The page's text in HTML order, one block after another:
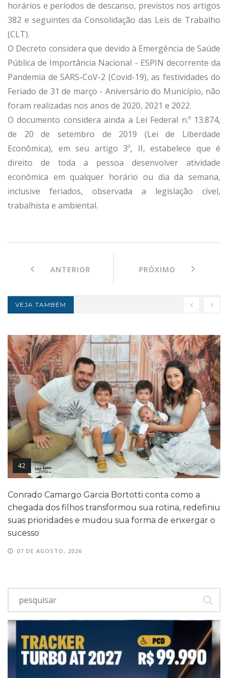
horários e períodos de descanso, previstos nos artigos
382 e seguintes da Consolidação das Leis de Trabalho
(CLT).
O Decreto considera que devido à Emergência de Saúde
Pública de Importância Nacional - ESPIN decorrente da
Pandemia de SARS-CoV-2 (Covid-19), as festividades do
Feriado de 31 de março - Aniversário do Município, não
foram realizadas nos anos de 2020, 2021 e 2022.
O documento considera ainda a Lei Federal n.º 13.874,
de 20 de setembro de 2019 (Lei de Liberdade
Econômica), em seu artigo 3º, II, estabelece que é
direito de toda a pessoa desenvolver atividade
econômica em qualquer horário ou dia da semana,
inclusive feriados, observada a legislação cível,
trabalhista e ambiental.
ANTERIOR PRÓXIMO
VEJA TAMBÉM
42
Conrado Camargo Garcia Bortotti conta como a
chegada dos filhos transformou sua rotina, redefiniu
suas prioridades e mudou sua forma de enxergar o
sucesso
07 DE AGOSTO, 2026